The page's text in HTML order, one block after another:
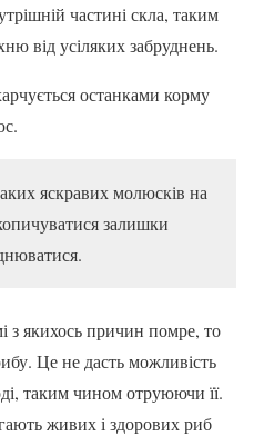
частині скла, таким
від усіляких забруднень.
останками корму
яскравих молюсків на
залишки
з якихось причин помре, то
Це не дасть можливість
таким чином отруюючи її.
живих і здорових риб